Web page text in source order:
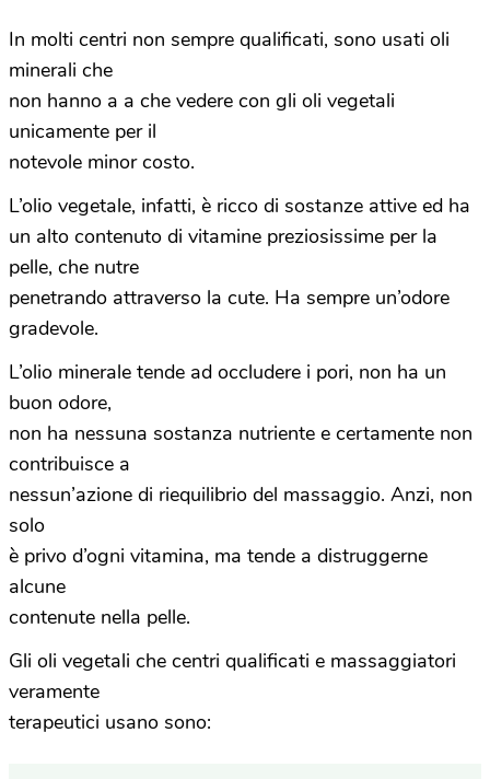
In molti centri non sempre qualificati, sono usati oli
minerali che
non hanno a a che vedere con gli oli vegetali
unicamente per il
notevole minor costo.
L’olio vegetale, infatti, è ricco di sostanze attive ed ha
un alto contenuto di vitamine preziosissime per la
pelle, che nutre
penetrando attraverso la cute. Ha sempre un’odore
gradevole.
L’olio minerale tende ad occludere i pori, non ha un
buon odore,
non ha nessuna sostanza nutriente e certamente non
contribuisce a
nessun’azione di riequilibrio del massaggio. Anzi, non
solo
è privo d’ogni vitamina, ma tende a distruggerne
alcune
contenute nella pelle.
Gli oli vegetali che centri qualificati e massaggiatori
veramente
terapeutici usano sono: